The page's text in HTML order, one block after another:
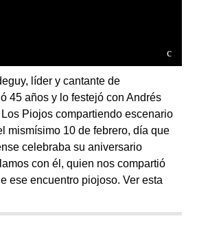
líder y cantante de
45 años y lo festejó con Andrés
Los Piojos compartiendo escenario
mismísimo 10 de febrero, día que
celebraba su aniversario
con él, quien nos compartió
ese encuentro piojoso. Ver esta